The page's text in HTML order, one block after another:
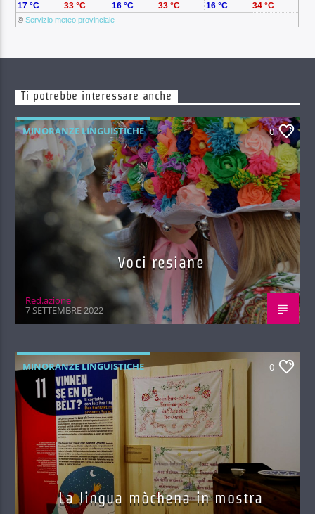
©Servizio meteo provinciale
17 °C 33 °C 16 °C 33 °C 16 °C 34 °C
Ti potrebbe interessare anche
MINORANZE LINGUISTICHE 0
Voci resiane
Red.azione
7 SETTEMBRE 2022
MINORANZE LINGUISTICHE 0
La lingua mòchena in mostra